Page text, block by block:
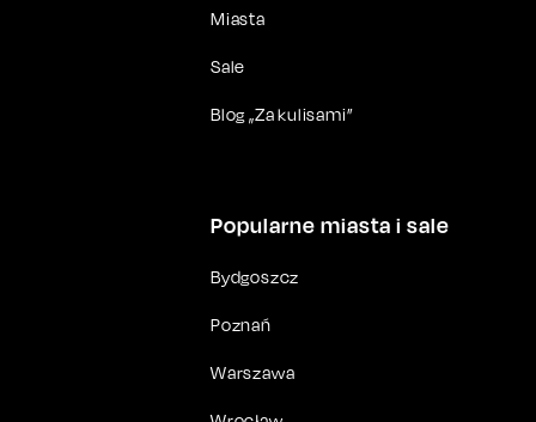
Miasta
Sale
Blog „Za kulisami”
Popularne miasta i sale
Bydgoszcz
Poznań
Warszawa